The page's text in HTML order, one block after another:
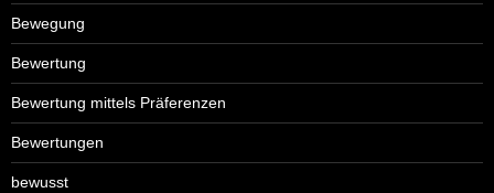
Bewegung
Bewertung
Bewertung mittels Präferenzen
Bewertungen
bewusst